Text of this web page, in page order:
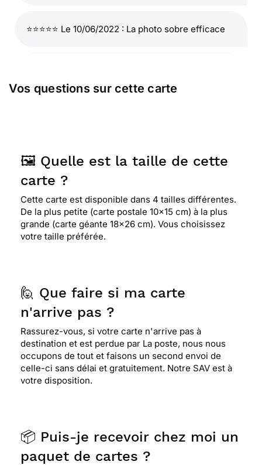
⭐⭐⭐⭐⭐ Le 10/06/2022 : La photo sobre efficace
par rapport a la personne décédé
Le 04/01/2022 : Sobriete
⭐⭐⭐⭐ Le 15/11/2021 : Sympa
⭐⭐⭐⭐ Le 13/11/2021 : Sobre et élégante
⭐⭐⭐⭐⭐ Le 27/10/2021 : Merci Facteur très
sérieux, quoi dire de plus? je ne vois rien ..Merci
⭐⭐⭐⭐⭐ Le 30/07/2021 : Tres simple merci
Vos questions sur cette carte
🖼️ Quelle est la taille de cette
carte ?
Cette carte est disponible dans 4 tailles différentes.
De la plus petite (carte postale 10x15 cm) à la plus
grande (carte géante 18x26 cm). Vous choisissez
votre taille préférée.
🙋 Que faire si ma carte
n'arrive pas ?
Rassurez-vous, si votre carte n'arrive pas à
destination et est perdue par La poste, nous nous
occupons de tout et faisons un second envoi de
celle-ci sans délai et gratuitement. Notre SAV est à
votre disposition.
📦 Puis-je recevoir chez moi un
paquet de cartes ?